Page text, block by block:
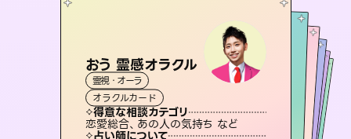
おう 霊感オラクル
霊視・オーラ
オラクルカード
得意な相談カテゴリ
恋愛総合、あの人の気持ち など
占い師について
彗望（すいぼう）
霊視・オーラ
スピリチュアル・リーディング
得意な相談カテゴリ
片想い、あの人の気持ち、復縁 など
桃源珠羽 とうげんみう）
霊視・オーラ
スピリチュアル・リーディング
得意な相談カテゴリ
片想い、あの人の気持ち、復縁 など
未来視師＊花
霊視・オーラ
スピリチュアル・リーディング
得意な相談カテゴリ
出逢い、片想い、復縁 など
アイリス -iris-
ルーン
得意な相談カテゴリ
霊視・オーラ タロット
スピリチュアル・リーディング
得意な相談カテゴリ